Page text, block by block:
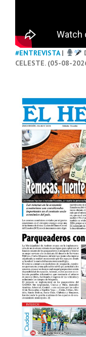
#ENTREVISTA|
CELESTE. (05-08-